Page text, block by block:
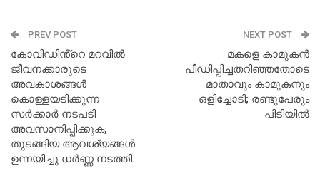
PREV POST
കോവിഡിൻ്റെ മറവിൽ
ജീവനക്കാരുടെ
അവകാശങ്ങൾ
കൊള്ളയടിക്കുന്ന
സർക്കാർ നടപടി
അവസാനിപ്പിക്കുക,
തുടങ്ങിയ ആവശ്യങ്ങൾ
ഉന്നയിച്ചു ധർണ്ണ നടത്തി.
NEXT POST
മകളെ കാമുകൻ
പീഡിപ്പിച്ചതറിഞ്ഞതോടെ
മാതാവും കാമുകനും
ഒളിച്ചോടി; രണ്ടുപേരും
പിടിയില്‍